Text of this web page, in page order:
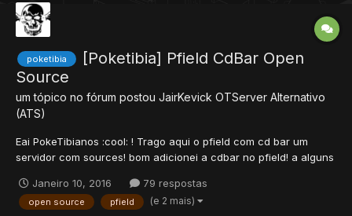
poketibia
[Poketibia] Pfield CdBar Open
Source
um tópico no fórum postou JairKevick OTServer Alternativo
(ATS)
Eai PokeTibianos :cool: ! Trago aqui o pfield com cd bar um
servidor com sources! bom adicionei a cdbar no pfield! a alguns
Caught System: 100% Evolution System: 100% Go-Back System:
100% Gerações 1: 100% Gerações 2: 100% Limite...
Janeiro 10, 2016 79 respostas
open source pfield (e 2 mais)